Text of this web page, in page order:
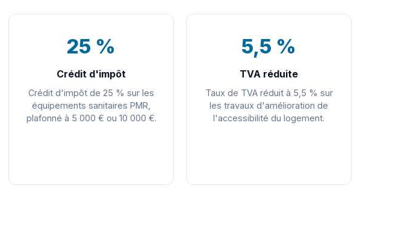
25 %
Crédit d'impôt
Crédit d'impôt de 25 % sur les
équipements sanitaires PMR,
plafonné à 5 000 € ou 10 000 €.
5,5 %
TVA réduite
Taux de TVA réduit à 5,5 % sur
les travaux d'amélioration de
l'accessibilité du logement.